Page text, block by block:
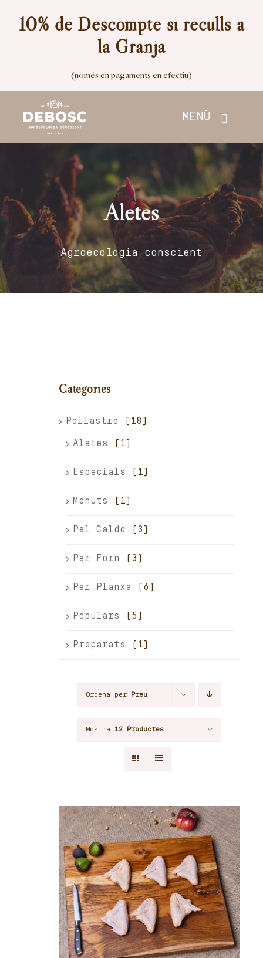
10% de Descompte si reculls a
la Granja
(només en pagaments en efectiu)
MENÚ
Nosaltres
Carret
Aletes
Agroecologia conscient
Categories
Pollastre (18)
Aletes (1)
Especials (1)
Menuts (1)
Pel Caldo (3)
Per Forn (3)
Per Planxa (6)
Populars (5)
Preparats (1)
Ordena per Preu
Mostra 12 Productes